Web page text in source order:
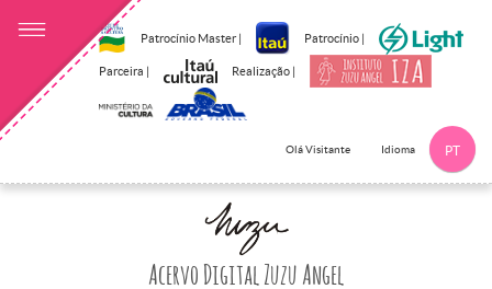
Patrocínio Master | Patrocínio |
Parceira | Realização |
Olá Visitante Idioma PT
Acervo Digital Zuzu Angel